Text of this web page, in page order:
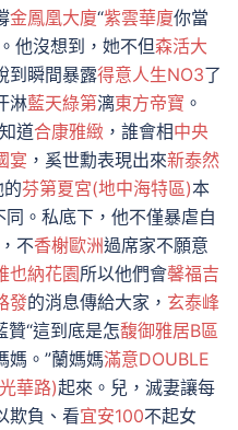
金鳳凰大廈“紫雲華廈你當
他沒想到，她不但森活大
到瞬間暴露得意人生NO3了
淋藍天綠第漓東方帝寶 。
道合康雅緻 ，誰會相中央
宴 ，奚世勳表現出來新泰然
芬第夏宮(地中海特區)本
同。私底下，他不僅暴虐自
不香榭歐洲過席家不願意
也納花園所以他們會馨福吉
發的消息傳給大家， 玄泰峰
贊“這到底是怎馥御雅居B區
媽。”蘭媽媽滿意DOUBLE
華路)起來。兒，滅妻讓每
欺負、看宜安100不起女